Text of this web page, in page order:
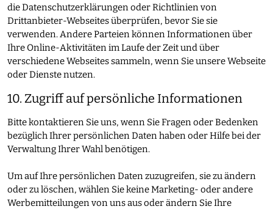
die Datenschutzerklärungen oder Richtlinien von
Drittanbieter-Webseites überprüfen, bevor Sie sie
verwenden. Andere Parteien können Informationen über
Ihre Online-Aktivitäten im Laufe der Zeit und über
verschiedene Webseites sammeln, wenn Sie unsere Webseite
oder Dienste nutzen.
10. Zugriff auf persönliche Informationen
Bitte kontaktieren Sie uns, wenn Sie Fragen oder Bedenken
bezüglich Ihrer persönlichen Daten haben oder Hilfe bei der
Verwaltung Ihrer Wahl benötigen.
Um auf Ihre persönlichen Daten zuzugreifen, sie zu ändern
oder zu löschen, wählen Sie keine Marketing- oder andere
Werbemitteilungen von uns aus oder ändern Sie Ihre